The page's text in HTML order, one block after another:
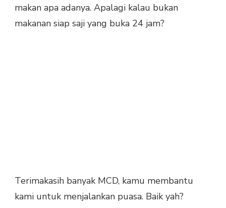
makan apa adanya. Apalagi kalau bukan
makanan siap saji yang buka 24 jam?
Terimakasih banyak MCD, kamu membantu
kami untuk menjalankan puasa. Baik yah?